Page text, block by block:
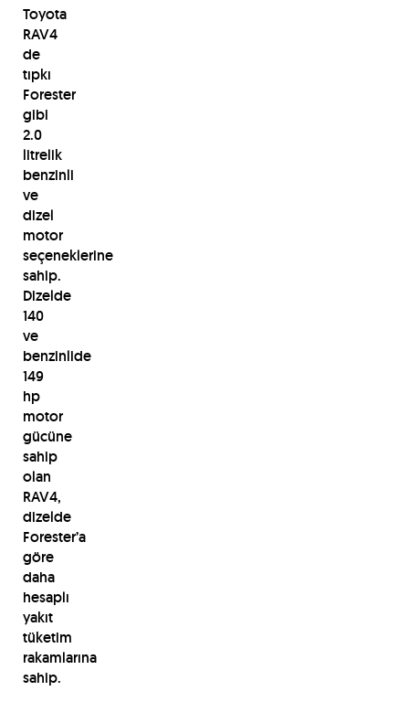
Toyota
RAV4
de
tıpkı
Forester
gibi
2.0
litrelik
benzinli
ve
dizel
motor
seçeneklerine
sahip.
Dizelde
140
ve
benzinlide
149
hp
motor
gücüne
sahip
olan
RAV4,
dizelde
Forester’a
göre
daha
hesaplı
yakıt
tüketim
rakamlarına
sahip.